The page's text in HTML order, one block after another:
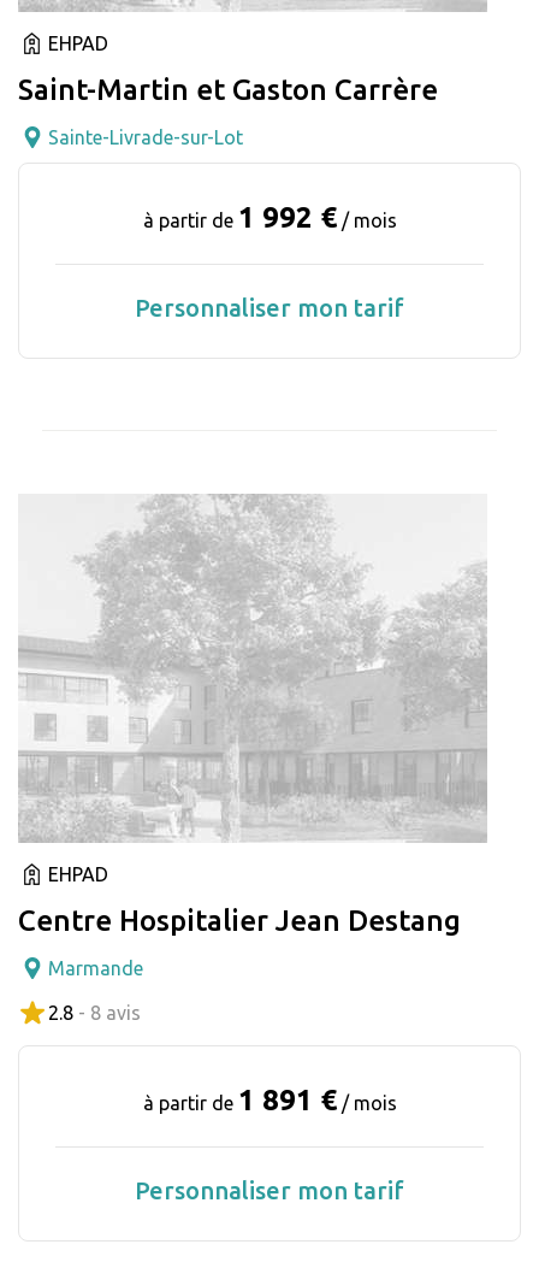
EHPAD
Saint-Martin et Gaston Carrère
Sainte-Livrade-sur-Lot
à partir de 1 992 € / mois
Personnaliser mon tarif
EHPAD
Centre Hospitalier Jean Destang
Marmande
2.8 - 8 avis
à partir de 1 891 € / mois
Personnaliser mon tarif